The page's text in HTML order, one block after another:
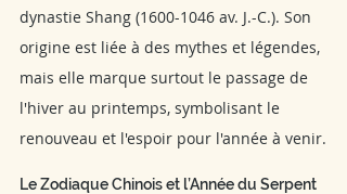
dynastie Shang (1600-1046 av. J.-C.). Son
origine est liée à des mythes et légendes,
mais elle marque surtout le passage de
l'hiver au printemps, symbolisant le
renouveau et l'espoir pour l'année à venir.
Le Zodiaque Chinois et l’Année du Serpent